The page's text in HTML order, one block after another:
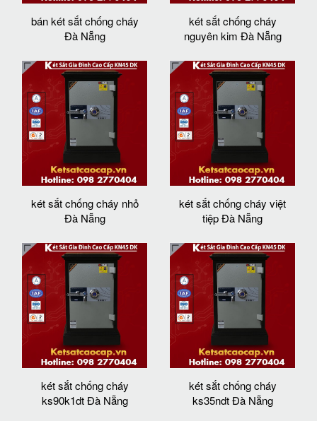
bán két sắt chống cháy
Đà Nẵng
két sắt chống cháy
nguyên kim Đà Nẵng
két sắt chống cháy nhỏ
Đà Nẵng
két sắt chống cháy việt
tiệp Đà Nẵng
két sắt chống cháy
ks90k1dt Đà Nẵng
két sắt chống cháy
ks35ndt Đà Nẵng